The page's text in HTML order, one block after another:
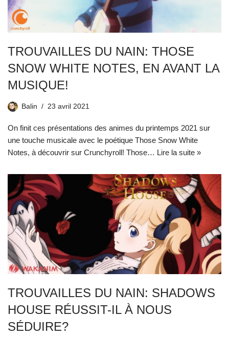
TROUVAILLES DU NAIN: THOSE
SNOW WHITE NOTES, EN AVANT LA
MUSIQUE!
Balin 23 avril 2021
On finit ces présentations des animes du printemps 2021 sur
une touche musicale avec le poétique Those Snow White
Notes, à découvrir sur Crunchyroll! Those… Lire la suite »
TROUVAILLES DU NAIN: SHADOWS
HOUSE RÉUSSIT-IL À NOUS
SÉDUIRE?